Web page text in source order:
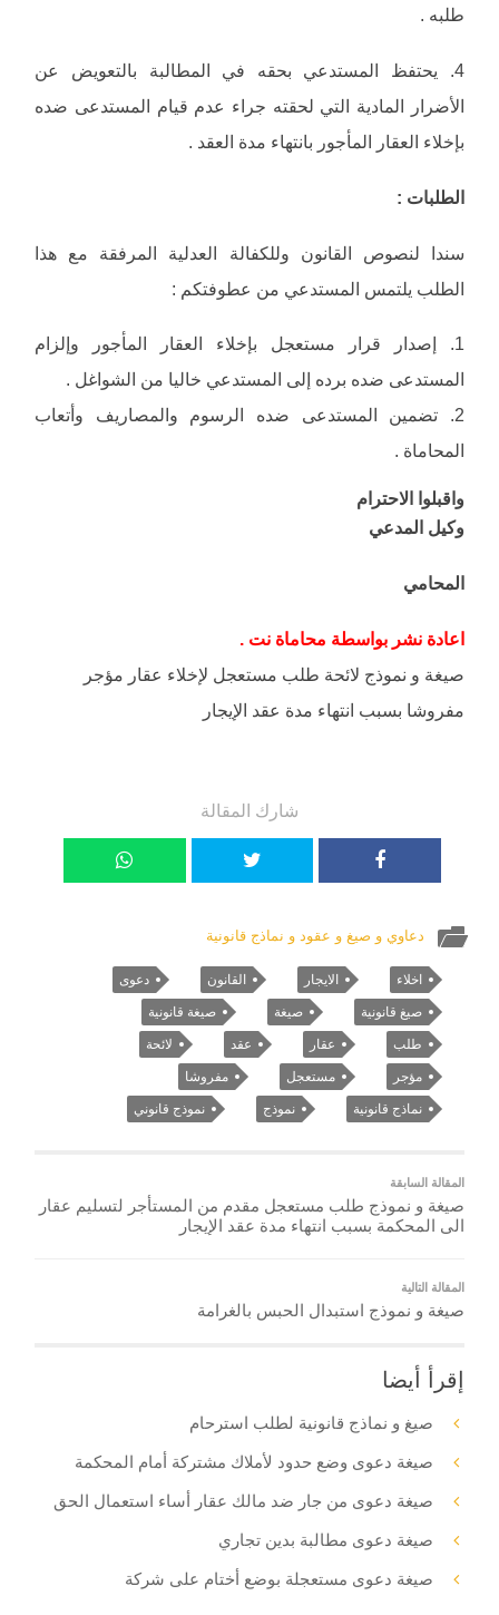
طلبه .
4. يحتفظ المستدعي بحقه في المطالبة بالتعويض عن
الأضرار المادية التي لحقته جراء عدم قيام المستدعى ضده
بإخلاء العقار المأجور بانتهاء مدة العقد .
الطلبات :
سندا لنصوص القانون وللكفالة العدلية المرفقة مع هذا
الطلب يلتمس المستدعي من عطوفتكم :
1. إصدار قرار مستعجل بإخلاء العقار المأجور وإلزام
المستدعى ضده برده إلى المستدعي خاليا من الشواغل .
2. تضمين المستدعى ضده الرسوم والمصاريف وأتعاب
المحاماة .
واقبلوا الاحترام
وكيل المدعي
المحامي
اعادة نشر بواسطة محاماة نت .
صيغة و نموذج لائحة طلب مستعجل لإخلاء عقار مؤجر
مفروشا بسبب انتهاء مدة عقد الإيجار
شارك المقالة
دعاوي و صيغ و عقود و نماذج قانونية
اخلاء الايجار القانون دعوى
صيغ قانونية صيغة صيغة قانونية
طلب عقار عقد لائحة
مؤجر مستعجل مفروشا
نماذج قانونية نموذج نموذج قانوني
المقالة السابقة
صيغة و نموذج طلب مستعجل مقدم من المستأجر لتسليم عقار
الى المحكمة بسبب انتهاء مدة عقد الإيجار
المقالة التالية
صيغة و نموذج استبدال الحبس بالغرامة
إقرأ أيضا
صيغ و نماذج قانونية لطلب استرحام
صيغة دعوى وضع حدود لأملاك مشتركة أمام المحكمة
صيغة دعوى من جار ضد مالك عقار أساء استعمال الحق
صيغة دعوى مطالبة بدين تجاري
صيغة دعوى مستعجلة بوضع أختام على شركة